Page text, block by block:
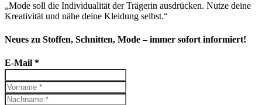
„Mode soll die Individualität der Trägerin ausdrücken. Nutze deine
Kreativität und nähe deine Kleidung selbst.“
Neues zu Stoffen, Schnitten, Mode – immer sofort informiert!
E-Mail *